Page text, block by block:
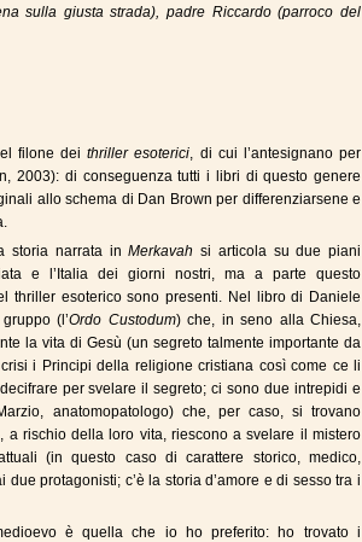
sulla giusta strada), padre Riccardo (parroco del
filone deithriller esoterici, di cui l’antesignano per
2003): di conseguenza tutti i libri di questo genere
allo schema di Dan Brown per differenziarsene e
storia narrata inMerkavah si articola su due piani
e l’Italia dei giorni nostri, ma a parte questo
thriller esoterico sono presenti. Nel libro di Daniele
(l’Ordo Custodum) che, in seno alla Chiesa,
la vita di Gesù (un segreto talmente importante da
i Principi della religione cristiana così come ce li
per svelare il segreto; ci sono due intrepidi e
anatomopatologo) che, per caso, si trovano
a rischio della loro vita, riescono a svelare il mistero
(in questo caso di carattere storico, medico,
protagonisti; c’è la storia d’amore e di sesso tra i
è quella che io ho preferito: ho trovato i